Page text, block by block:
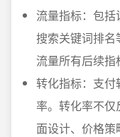
流量指标：包括
搜索关键词排
流量所有后续指
转化指标：支
率。转化率不
面设计、价格策